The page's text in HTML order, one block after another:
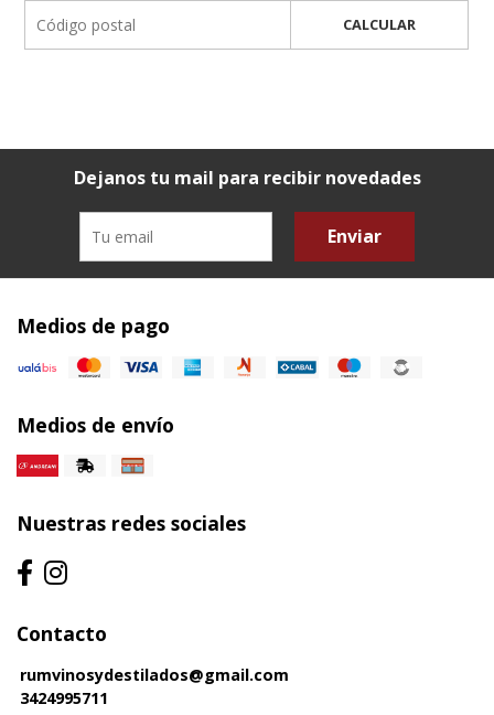
CALCULAR
Dejanos tu mail para recibir novedades
Enviar
Medios de pago
Medios de envío
Nuestras redes sociales
Contacto
rumvinosydestilados@gmail.com
3424995711